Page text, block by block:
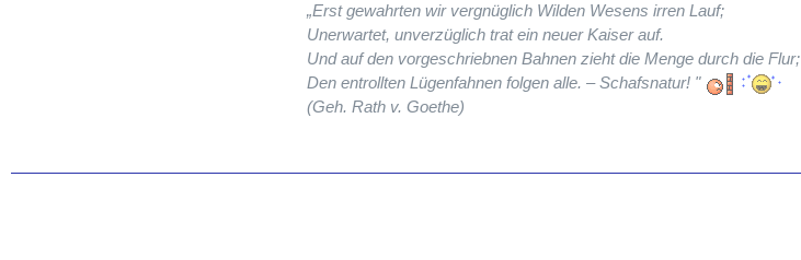
„Erst gewahrten wir vergnüglich Wilden Wesens irren Lauf;
Unerwartet, unverzüglich trat ein neuer Kaiser auf.
Und auf den vorgeschriebnen Bahnen zieht die Menge durch die Flur;
Den entrollten Lügenfahnen folgen alle. – Schafsnatur! "
(Geh. Rath v. Goethe)